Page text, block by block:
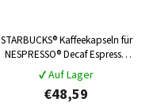
STARBUCKS® Kaffeekapseln für
NESPRESSO® Decaf Espresso
Roast 120 Stück
✔ Auf Lager
€48,59